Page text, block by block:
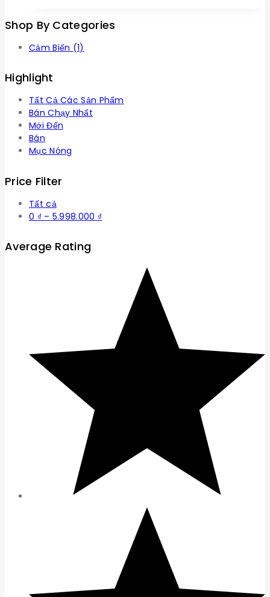
Shop By Categories
Cảm Biến (1)
Highlight
Tất Cả Các Sản Phẩm
Bán Chạy Nhất
Mới Đến
Bán
Mục Nóng
Price Filter
Tất cả
0 ₫ – 5.998.000 ₫
5.998.000 ₫
Average Rating